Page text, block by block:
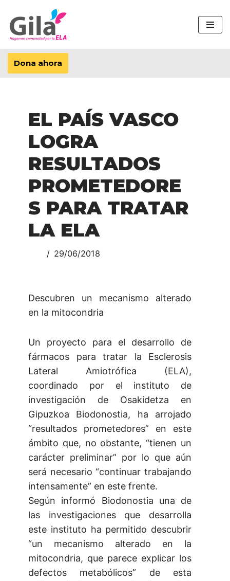
Saltar
al
contenido
Dona ahora
EL PAÍS VASCO
LOGRA
RESULTADOS
PROMETEDORE
S PARA TRATAR
LA ELA
29/06/2018
Descubren un mecanismo alterado
en la mitocondria
Un proyecto para el desarrollo de
fármacos para tratar la Esclerosis
Lateral Amiotrófica (ELA),
coordinado por el instituto de
investigación de Osakidetza en
Gipuzkoa Biodonostia, ha arrojado
“resultados prometedores” en este
ámbito que, no obstante, “tienen un
carácter preliminar” por lo que aún
será necesario “continuar trabajando
intensamente” en este frente.
Según informó Biodonostia una de
las investigaciones que desarrolla
este instituto ha permitido descubrir
“un mecanismo alterado en la
mitocondria, que parece explicar los
defectos metabólicos” de esta